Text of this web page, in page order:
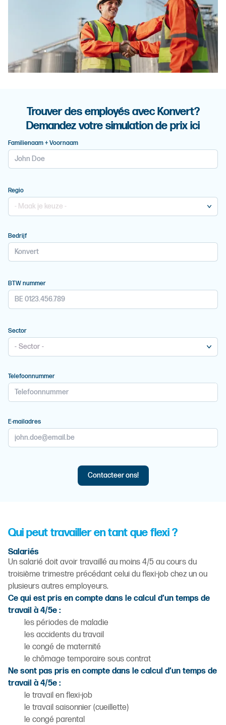
Trouver des employés avec Konvert?
Demandez votre simulation de prix ici
Familienaam + Voornaam
Regio
Bedrijf
BTW nummer
Sector
- Sector -
Telefoonnummer
E-mailadres
Qui peut travailler en tant que flexi ?
Salariés
Un salarié doit avoir travaillé au moins 4/5 au cours du
troisième trimestre précédant celui du flexi-job chez un ou
plusieurs autres employeurs.
Ce qui est pris en compte dans le calcul d’un temps de
travail à 4/5e :
les périodes de maladie
les accidents du travail
le congé de maternité
le chômage temporaire sous contrat
Ne sont pas pris en compte dans le calcul d’un temps de
travail à 4/5e :
le travail en flexi-job
le travail saisonnier (cueillette)
le congé parental